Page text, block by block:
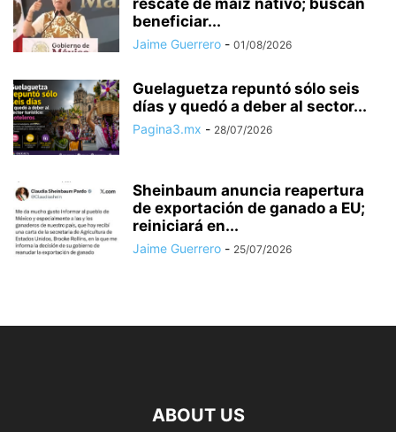
rescate de maíz nativo; buscan
beneficiar...
Jaime Guerrero - 01/08/2026
Guelaguetza repuntó sólo seis
días y quedó a deber al sector...
Pagina3.mx - 28/07/2026
Sheinbaum anuncia reapertura
de exportación de ganado a EU;
reiniciará en...
Jaime Guerrero - 25/07/2026
ABOUT US